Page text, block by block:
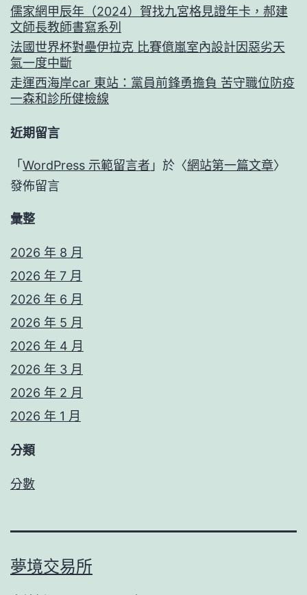
儒家網甲辰年（2024）賀找九宮格見證年卡，郝建
文師長教師書寫系列
法國世界杯對壘伊拉克 比賽億嵐室內設計因惡劣天
氣一度中斷
走運西海岸car 東站：黨員前鋒勇擔負 苦守職位防疫
一森和診所健檢線
近期留言
「 WordPress 示範留言者 」於〈網站第一篇文章〉
發佈留言
彙整
2026 年 8 月
2026 年 7 月
2026 年 6 月
2026 年 5 月
2026 年 4 月
2026 年 3 月
2026 年 2 月
2026 年 1 月
分類
分數
夢境交易所